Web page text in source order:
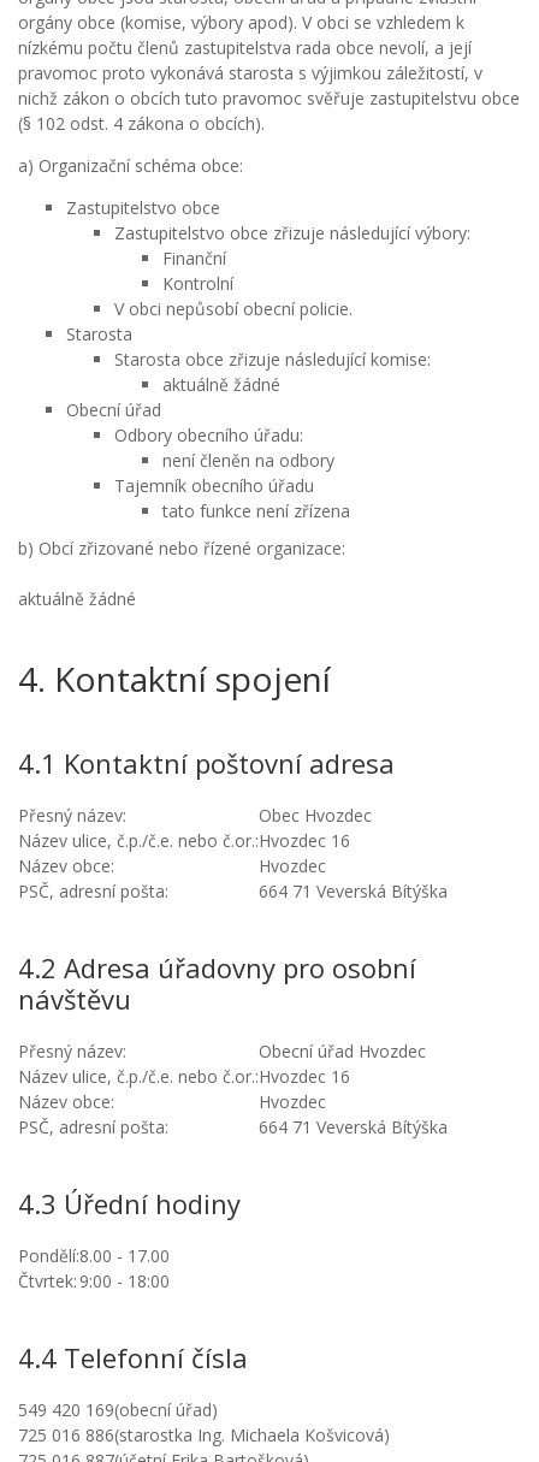
orgány obce (komise, výbory apod). V obci se vzhledem k
nízkému počtu členů zastupitelstva rada obce nevolí, a její
pravomoc proto vykonává starosta s výjimkou záležitostí, v
nichž zákon o obcích tuto pravomoc svěřuje zastupitelstvu obce
(§ 102 odst. 4 zákona o obcích).
a) Organizační schéma obce:
Zastupitelstvo obce
Zastupitelstvo obce zřizuje následující výbory:
Finanční
Kontrolní
V obci nepůsobí obecní policie.
Starosta
Starosta obce zřizuje následující komise:
aktuálně žádné
Obecní úřad
Odbory obecního úřadu:
není členěn na odbory
Tajemník obecního úřadu
tato funkce není zřízena
b) Obcí zřizované nebo řízené organizace:
aktuálně žádné
4. Kontaktní spojení
4.1 Kontaktní poštovní adresa
Přesný název:
Obec Hvozdec
Název ulice, č.p./č.e. nebo č.or.:Hvozdec 16
Název obce:
Hvozdec
PSČ, adresní pošta:
664 71 Veverská Bítýška
4.2 Adresa úřadovny pro osobní
návštěvu
Přesný název:
Obecní úřad Hvozdec
Název ulice, č.p./č.e. nebo č.or.:Hvozdec 16
Název obce:
Hvozdec
PSČ, adresní pošta:
664 71 Veverská Bítýška
4.3 Úřední hodiny
Pondělí:8.00 - 17.00
Čtvrtek: 9:00 - 18:00
4.4 Telefonní čísla
549 420 169(obecní úřad)
725 016 886(starostka Ing. Michaela Košvicová)